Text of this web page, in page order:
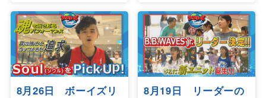
8月26日 ボーイズリ
8月19日 リーダーの